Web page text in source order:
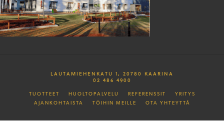
LAUTAMIEHENKATU 1, 20780 KAARINA
02 486 4900
TUOTTEET HUOLTOPALVELU REFERENSSIT
YRITYS
AJANKOHTAISTA
TÖIHIN MEILLE OTA YHTEYTTÄ